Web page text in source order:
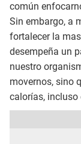
común
Sin embargo, a
fortalecer la
desempeña un
nuestro
movernos, sino
calorías, incluso